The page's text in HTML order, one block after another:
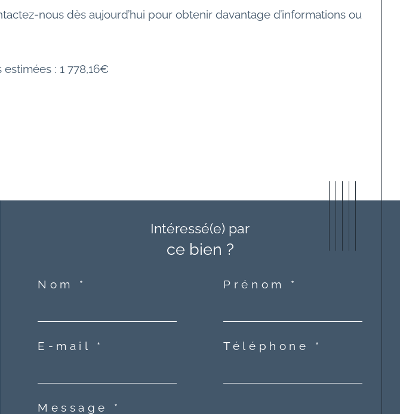
nous dès aujourd’hui pour obtenir davantage d’informations ou
: 1 778,16€
Intéressé(e) par
ce bien ?
Nom * Prénom *
E-mail * Téléphone *
Message *